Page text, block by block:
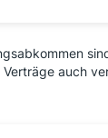
auch